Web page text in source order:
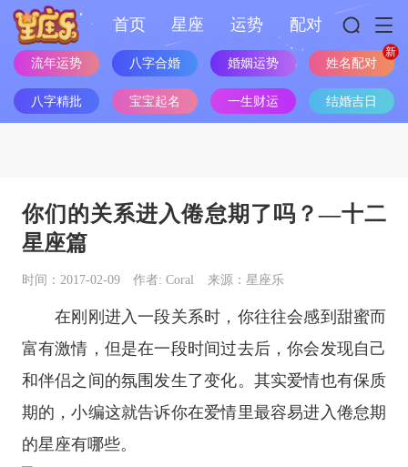
首页 星座 运势 配对
流年运势 八字合婚 婚姻运势 姓名配对
八字精批 宝宝起名 一生财运 结婚吉日
你们的关系进入倦怠期了吗？—十二
星座篇
时间：2017-02-09 作者: Coral 来源：星座乐
在刚刚进入一段关系时，你往往会感到甜蜜而
富有激情，但是在一段时间过去后，你会发现自己
和伴侣之间的氛围发生了变化。其实爱情也有保质
期的，小编这就告诉你在爱情里最容易进入倦怠期
的星座有哪些。